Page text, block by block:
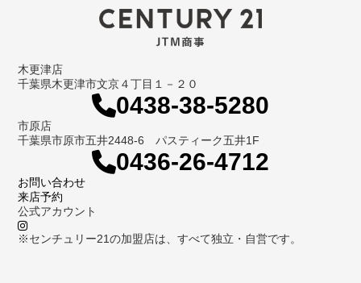
木更津店
千葉県木更津市文京４丁目１－２０
0438-38-5280
市原店
千葉県市原市五井2448-6 パスティーク五井1F
0436-26-4712
お問い合わせ
来店予約
公式アカウント
※センチュリー21の加盟店は、すべて独立・自営です。